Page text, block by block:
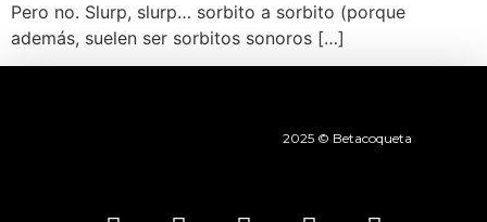
Pero no. Slurp, slurp… sorbito a sorbito (porque
además, suelen ser sorbitos sonoros […]
2025 © Betacoqueta